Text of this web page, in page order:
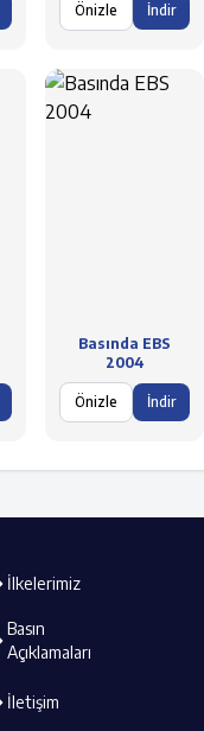
Önizle İndir
Basında EBS
2004
Önizle İndir
İlkelerimiz
Basın
Açıklamaları
İletişim